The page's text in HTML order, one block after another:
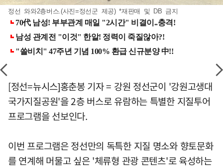
정선 와와2층버스.(사진=정선군 제공) *재판매 및 DB 금지
[정선=뉴시스]홍춘봉 기자 = 강원 정선군이 '강원고생대
국가지질공원'을 2층 버스로 유람하는 특별한 지질투어
프로그램을 선보인다.
이번 프로그램은 정선만의 독특한 지질 명소와 향토문화
를 연계해 머물고 싶은 '체류형 관광 콘텐츠'로 육성하는